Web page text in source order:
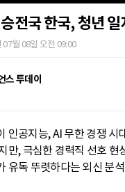
전국 한국, 청년
07월 08일 오전 09:00
스 투데이
인공지능, AI 무한 경쟁 시
만, 극심한 경력직 선호 현
유독 뚜렷하다는 외신 분